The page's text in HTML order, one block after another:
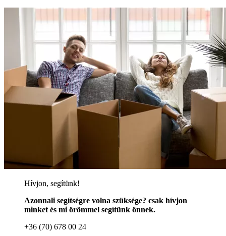
Hívjon, segítünk!
Azonnali segítségre volna szüksége? csak hívjon
minket és mi örömmel segítünk önnek.
+36 (70) 678 00 24